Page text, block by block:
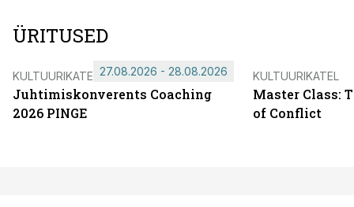
ÜRITUSED
KULTUURIKATEL
Juhtimiskonverents Coaching
2026 PINGE
27.08.2026 - 28.08.2026 KULTUURIKATEL
Master Class:
of Conflict